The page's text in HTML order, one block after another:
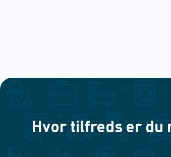
Hvor tilfreds er du